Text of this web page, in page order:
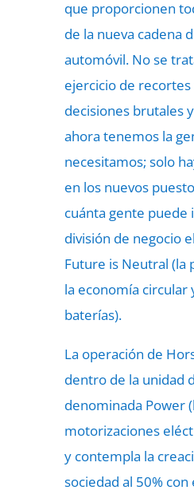
que proporcionen
de la nueva cadena
automóvil. No se
ejercicio de
decisiones brutales
ahora tenemos la
necesitamos; solo
en los nuevos
cuánta gente puede
división de negocio
Future is Neutral (la
la economía circular
baterías).
La operación de
dentro de la unidad
denominada Power
motorizaciones
y contempla la
sociedad al 50%